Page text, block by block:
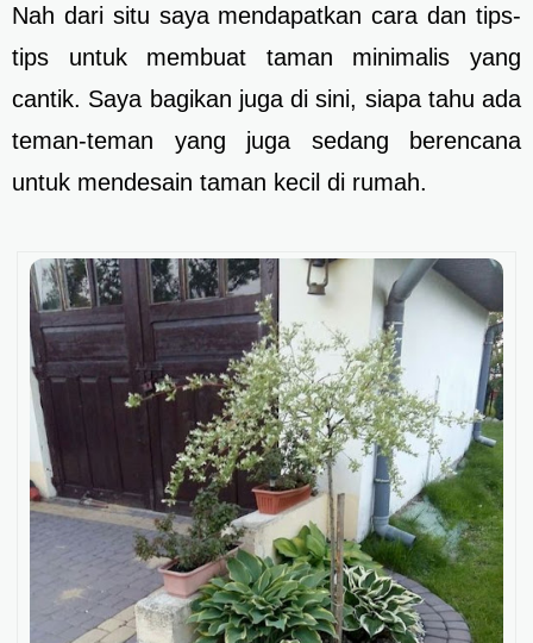
Nah dari situ saya mendapatkan cara dan tips-
tips untuk membuat taman minimalis yang
cantik. Saya bagikan juga di sini, siapa tahu ada
teman-teman yang juga sedang berencana
untuk mendesain taman kecil di rumah.